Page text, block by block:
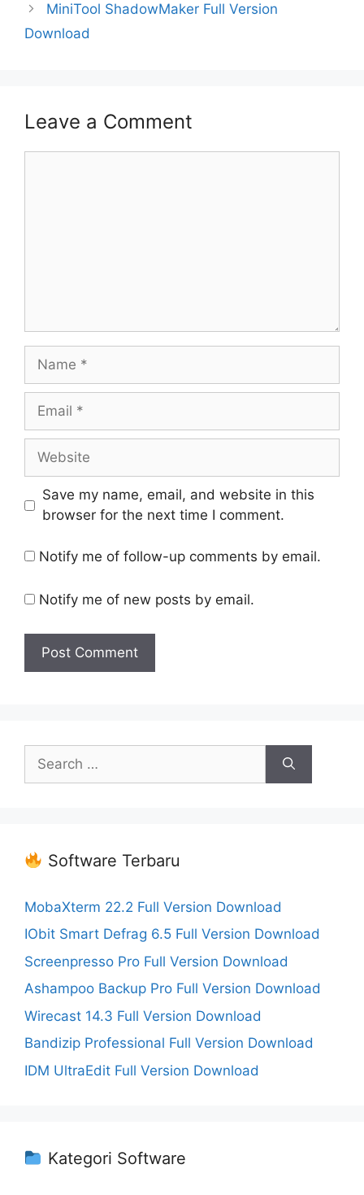
MiniTool ShadowMaker Full Version
Download
Leave a Comment
Name
Email
Website
Save my name, email, and website in this
browser for the next time I comment.
Notify me of follow-up comments by email.
Notify me of new posts by email.
for:
Software Terbaru
MobaXterm 22.2 Full Version Download
IObit Smart Defrag 6.5 Full Version Download
Screenpresso Pro Full Version Download
Ashampoo Backup Pro Full Version Download
Wirecast 14.3 Full Version Download
Bandizip Professional Full Version Download
IDM UltraEdit Full Version Download
Kategori Software